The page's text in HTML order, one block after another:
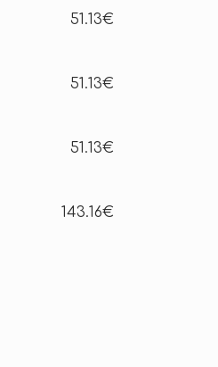
51.13€
51.13€
51.13€
143.16€